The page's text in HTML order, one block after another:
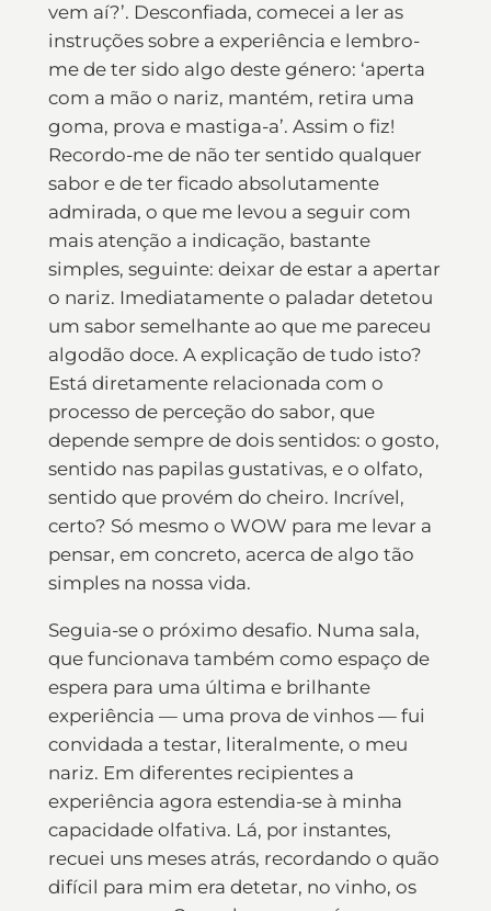
vem aí?’. Desconfiada, comecei a ler as
instruções sobre a experiência e lembro-
me de ter sido algo deste género: ‘aperta
com a mão o nariz, mantém, retira uma
goma, prova e mastiga-a’. Assim o fiz!
Recordo-me de não ter sentido qualquer
sabor e de ter ficado absolutamente
admirada, o que me levou a seguir com
mais atenção a indicação, bastante
simples, seguinte: deixar de estar a apertar
o nariz. Imediatamente o paladar detetou
um sabor semelhante ao que me pareceu
algodão doce. A explicação de tudo isto?
Está diretamente relacionada com o
processo de perceção do sabor, que
depende sempre de dois sentidos: o gosto,
sentido nas papilas gustativas, e o olfato,
sentido que provém do cheiro. Incrível,
certo? Só mesmo o WOW para me levar a
pensar, em concreto, acerca de algo tão
simples na nossa vida.
Seguia-se o próximo desafio. Numa sala,
que funcionava também como espaço de
espera para uma última e brilhante
experiência — uma prova de vinhos — fui
convidada a testar, literalmente, o meu
nariz. Em diferentes recipientes a
experiência agora estendia-se à minha
capacidade olfativa. Lá, por instantes,
recuei uns meses atrás, recordando o quão
difícil para mim era detetar, no vinho, os